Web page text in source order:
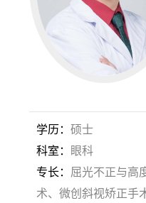
学历： 硕士
科室：
眼科
专长： 屈光不正与高
术、微创斜视矫正手